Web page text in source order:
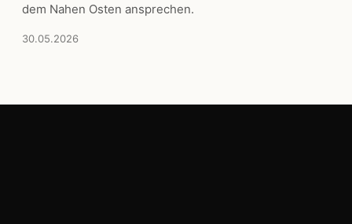
dem Nahen Osten ansprechen.
30.05.2026